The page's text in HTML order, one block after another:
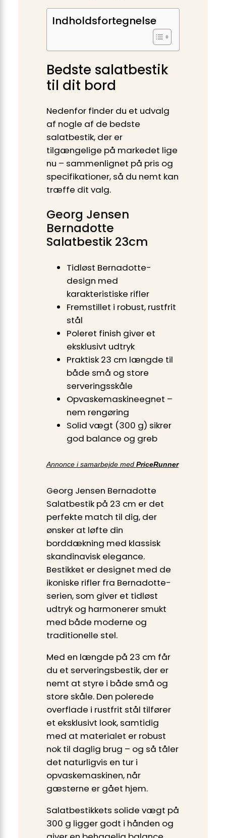
Indholdsfortegnelse
Bedste salatbestik
til dit bord
Nedenfor finder du et udvalg
af nogle af de bedste
salatbestik, der er
tilgængelige på markedet lige
nu – sammenlignet på pris og
specifikationer, så du nemt kan
træffe dit valg.
Georg Jensen
Bernadotte
Salatbestik 23cm
Tidløst Bernadotte-
design med
karakteristiske rifler
Fremstillet i robust, rustfrit
stål
Poleret finish giver et
eksklusivt udtryk
Praktisk 23 cm længde til
både små og store
serveringsskåle
Opvaskemaskineegnet –
nem rengøring
Solid vægt (300 g) sikrer
god balance og greb
Annonce i samarbejde med PriceRunner
Georg Jensen Bernadotte
Salatbestik på 23 cm er det
perfekte match til dig, der
ønsker at løfte din
borddækning med klassisk
skandinavisk elegance.
Bestikket er designet med de
ikoniske rifler fra Bernadotte-
serien, som giver et tidløst
udtryk og harmonerer smukt
med både moderne og
traditionelle stel.
Med en længde på 23 cm får
du et serveringsbestik, der er
nemt at styre i både små og
store skåle. Den polerede
overflade i rustfrit stål tilfører
et eksklusivt look, samtidig
med at materialet er robust
nok til daglig brug – og så tåler
det naturligvis en tur i
opvaskemaskinen, når
gæsterne er gået hjem.
Salatbestikkets solide vægt på
300 g ligger godt i hånden og